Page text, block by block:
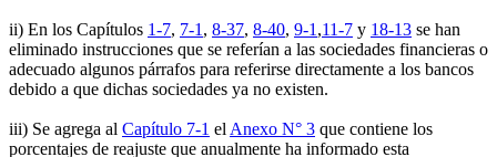
ii) En los Capítulos 1-7, 7-1 , 8-37, 8-40, 9-1 ,11-7 y 18-13 se han
eliminado instrucciones que se referían a las sociedades financieras o
adecuado algunos párrafos para referirse directamente a los bancos
debido a que dichas sociedades ya no existen.
iii) Se agrega al Capítulo 7-1 el Anexo N° 3 que contiene los
porcentajes de reajuste que anualmente ha informado esta